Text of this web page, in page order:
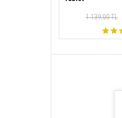
1.139,00 TL